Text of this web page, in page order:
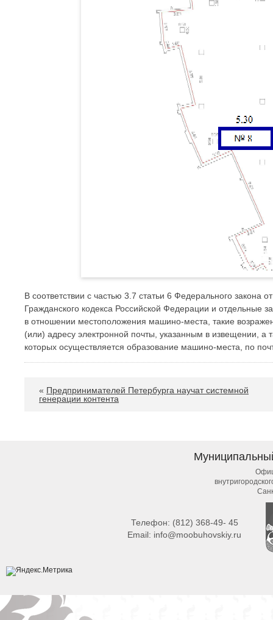
В соответствии с частью 3.7 статьи 6 Федерального
Гражданского кодекса Российской Федерации и отдельные
в отношении местоположения машино-места, такие
(или) адресу электронной почты, указанным в извещении,
которых осуществляется образование машино-места, по
« Предпринимателей Петербурга научат системной
генерации контента
Телефон: (812) 368-49- 45
Email: info@moobuhovskiy.ru